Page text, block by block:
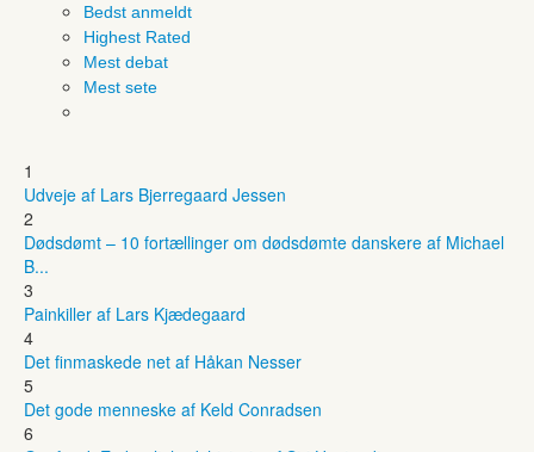
Bedst anmeldt
Highest Rated
Mest debat
Mest sete
1
Udveje af Lars Bjerregaard Jessen
2
Dødsdømt – 10 fortællinger om dødsdømte danskere af Michael
B...
3
Painkiller af Lars Kjædegaard
4
Det finmaskede net af Håkan Nesser
5
Det gode menneske af Keld Conradsen
6